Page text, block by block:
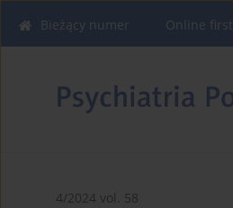
Bieżący numer Online first
4/2024 vol. 58